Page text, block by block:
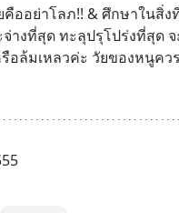
คืออย่าโลภ!! & ศึกษาในสิ่ง
างที่สุด ทะลุปรุโปร่งที่สุด
อล้มเหลวค่ะ วัยของหนูคว